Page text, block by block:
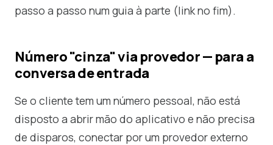
passo a passo num guia à parte (link no fim).
Número "cinza" via provedor — para a
conversa de entrada
Se o cliente tem um número pessoal, não está
disposto a abrir mão do aplicativo e não precisa
de disparos, conectar por um provedor externo